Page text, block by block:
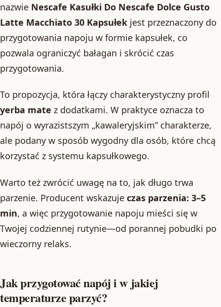
nazwie Nescafe Kasułki Do Nescafe Dolce Gusto
Latte Macchiato 30 Kapsułek jest przeznaczony do
przygotowania napoju w formie kapsułek, co
pozwala ograniczyć bałagan i skrócić czas
przygotowania.
To propozycja, która łączy charakterystyczny profil
yerba mate z dodatkami. W praktyce oznacza to
napój o wyrazistszym „kawaleryjskim” charakterze,
ale podany w sposób wygodny dla osób, które chcą
korzystać z systemu kapsułkowego.
Warto też zwrócić uwagę na to, jak długo trwa
parzenie. Producent wskazuje czas parzenia: 3–5
min, a więc przygotowanie napoju mieści się w
Twojej codziennej rutynie—od porannej pobudki po
wieczorny relaks.
Jak przygotować napój i w jakiej
temperaturze parzyć?